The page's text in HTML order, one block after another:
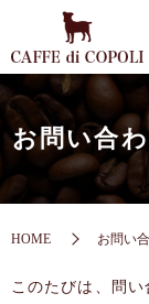
お問い合
HOME お問い
このたびは、問